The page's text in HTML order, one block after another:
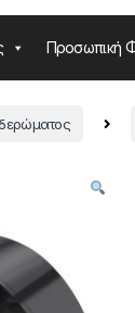
Προσωπική